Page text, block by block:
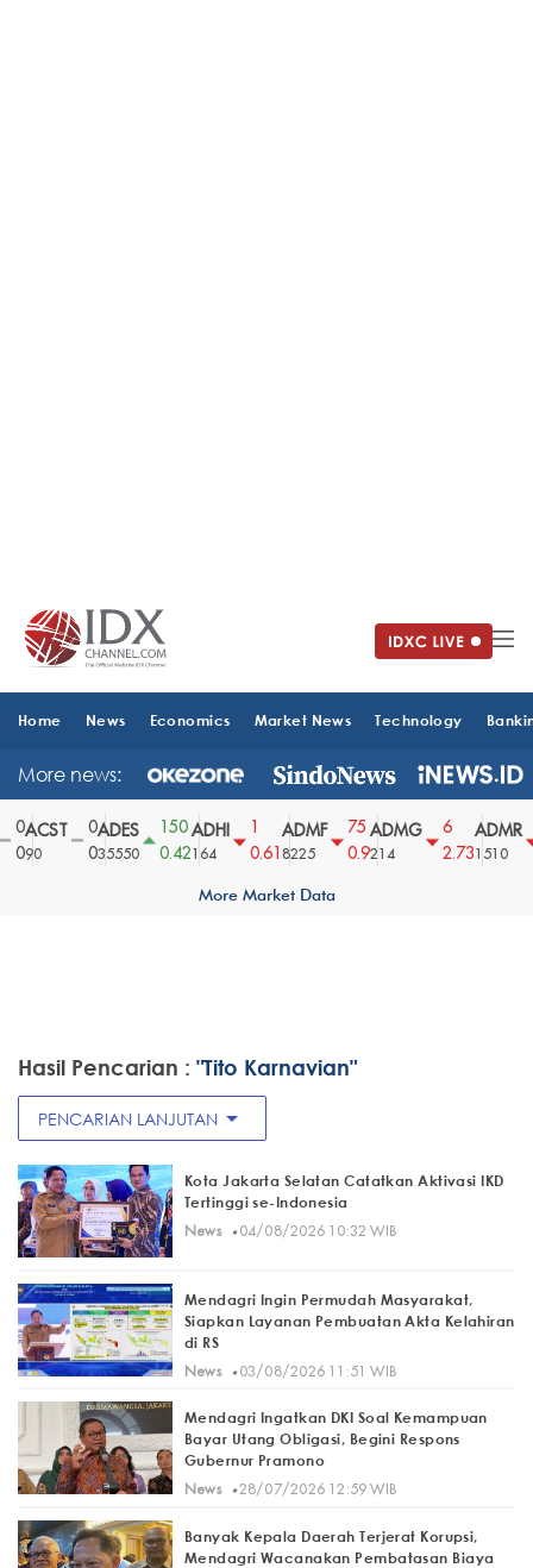
Home News Economics Market News Technology
More news:
ACST
90
ADES
35550
150
0.42
ADHI
164
0.61
ADMF
8225
75
0.9
ADMG
214
2.73
ADMR
1510
More Market Data
Hasil Pencarian : "Tito Karnavian"
PENCARIAN LANJUTAN arrow_drop_down
Kota Jakarta Selatan Catatkan Aktivasi IKD
Tertinggi se-Indonesia
News· 04/08/2026 10:32 WIB
Mendagri Ingin Permudah Masyarakat,
Siapkan Layanan Pembuatan Akta Kelahiran
di RS
News· 03/08/2026 11:51 WIB
Mendagri Ingatkan DKI Soal Kemampuan
Bayar Utang Obligasi, Begini Respons
Gubernur Pramono
News· 28/07/2026 12:59 WIB
Banyak Kepala Daerah Terjerat Korupsi,
Mendagri Wacanakan Pembatasan Biaya